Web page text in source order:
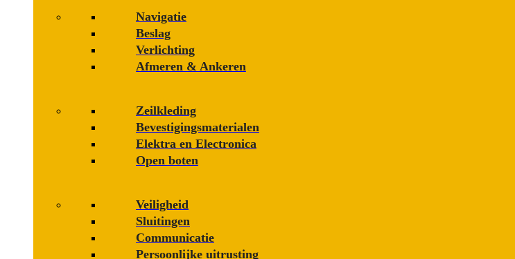
Navigatie
Beslag
Verlichting
Afmeren & Ankeren
Zeilkleding
Bevestigings­­materialen
Elektra en Electronica
Open boten
Veiligheid
Sluitingen
Communicatie
Persoonlijke uitrusting